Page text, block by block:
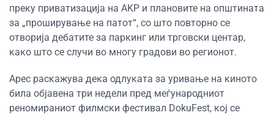
преку приватизација на AKP и плановите на општината
за „проширување на патот“, со што повторно се
отворија дебатите за паркинг или трговски центар,
како што се случи во многу градови во регионот.
Арес раскажува дека одлуката за уривање на киното
била објавена три недели пред меѓународниот
реномираниот филмски фестивал DokuFest, кој се